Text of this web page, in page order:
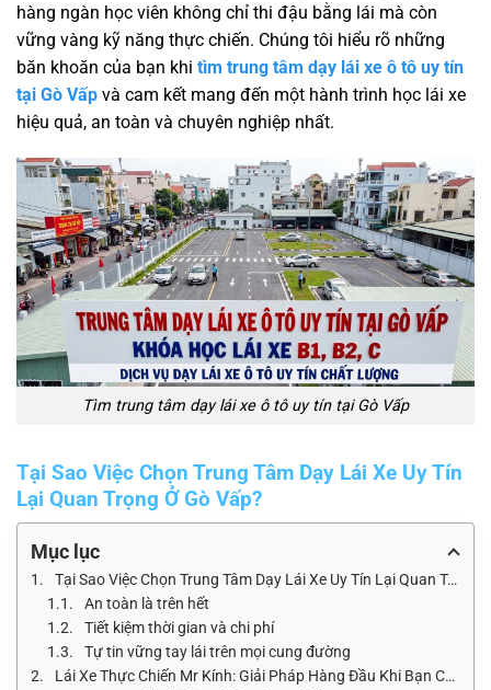
hàng ngàn học viên không chỉ thi đậu bằng lái mà còn
vững vàng kỹ năng thực chiến. Chúng tôi hiểu rõ những
băn khoăn của bạn khi tìm trung tâm dạy lái xe ô tô uy tín
tại Gò Vấp và cam kết mang đến một hành trình học lái xe
hiệu quả, an toàn và chuyên nghiệp nhất.
Tìm trung tâm dạy lái xe ô tô uy tín tại Gò Vấp
Tại Sao Việc Chọn Trung Tâm Dạy Lái Xe Uy Tín
Lại Quan Trọng Ở Gò Vấp?
Mục lục
Tại Sao Việc Chọn Trung Tâm Dạy Lái Xe Uy Tín Lại Quan Trọng Ở Gò Vấp?
An toàn là trên hết
Tiết kiệm thời gian và chi phí
Tự tin vững tay lái trên mọi cung đường
Lái Xe Thực Chiến Mr Kính: Giải Pháp Hàng Đầu Khi Bạn Cần Tìm Trung Tâm Dạy Lái Xe Ô Tô Uy Tín Tại Gò Vấp